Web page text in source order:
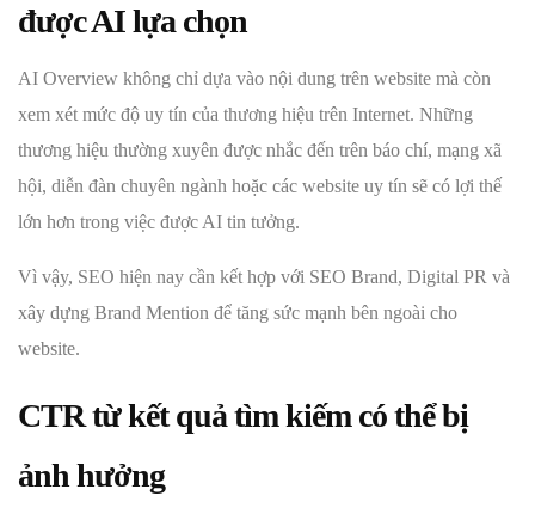
được AI lựa chọn
AI Overview không chỉ dựa vào nội dung trên website mà còn
xem xét mức độ uy tín của thương hiệu trên Internet. Những
thương hiệu thường xuyên được nhắc đến trên báo chí, mạng xã
hội, diễn đàn chuyên ngành hoặc các website uy tín sẽ có lợi thế
lớn hơn trong việc được AI tin tưởng.
Vì vậy, SEO hiện nay cần kết hợp với SEO Brand, Digital PR và
xây dựng Brand Mention để tăng sức mạnh bên ngoài cho
website.
CTR từ kết quả tìm kiếm có thể bị
ảnh hưởng